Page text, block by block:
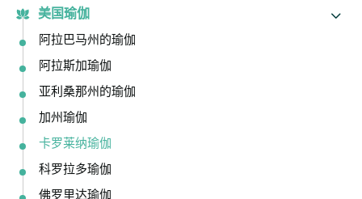
美国瑜伽
阿拉巴马州的瑜伽
阿拉斯加瑜伽
亚利桑那州的瑜伽
加州瑜伽
卡罗莱纳瑜伽
科罗拉多瑜伽
佛罗里达瑜伽